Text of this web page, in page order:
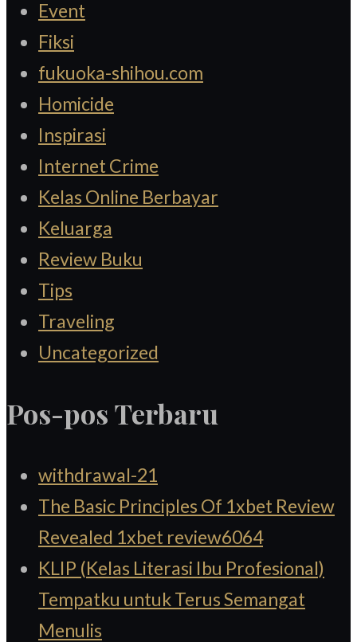
Event
Fiksi
fukuoka-shihou.com
Homicide
Inspirasi
Internet Crime
Kelas Online Berbayar
Keluarga
Review Buku
Tips
Traveling
Uncategorized
Pos-pos Terbaru
withdrawal-21
The Basic Principles Of 1xbet Review
Revealed 1xbet review6064
KLIP (Kelas Literasi Ibu Profesional)
Tempatku untuk Terus Semangat
Menulis